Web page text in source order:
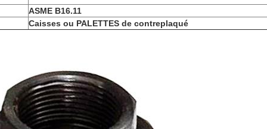
ASME B16.11
Caisses ou PALETTES de contreplaqué